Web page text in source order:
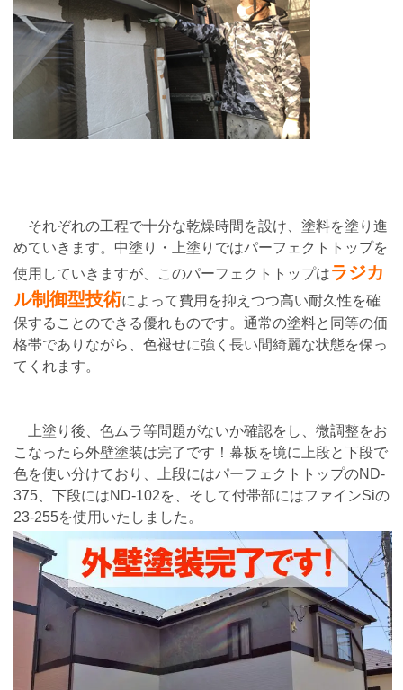
それぞれの工程で十分な乾燥時間を設け、塗料を塗り進
めていきます。中塗り・上塗りではパーフェクトトップを
使用していきますが、このパーフェクトトップはラジカ
ル制御型技術によって費用を抑えつつ高い耐久性を確
保することのできる優れものです。通常の塗料と同等の価
格帯でありながら、色褪せに強く長い間綺麗な状態を保っ
てくれます。
上塗り後、色ムラ等問題がないか確認をし、微調整をお
こなったら外壁塗装は完了です！幕板を境に上段と下段で
色を使い分けており、上段にはパーフェクトトップのND-
375、下段にはND-102を、そして付帯部にはファインSiの
23-255を使用いたしました。